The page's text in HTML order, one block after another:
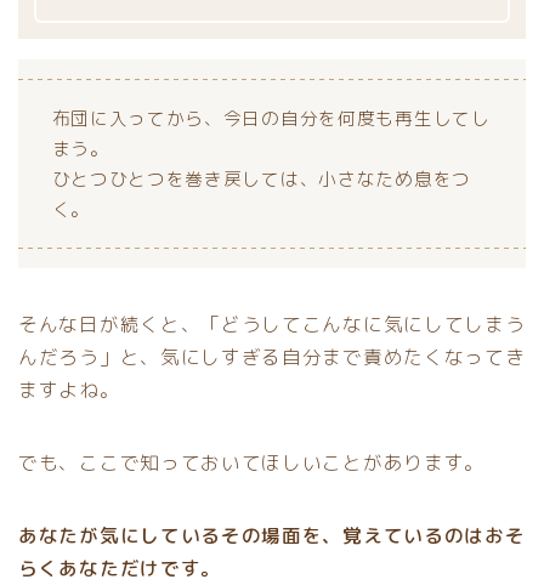
布団に入ってから、今日の自分を何度も再生してし
まう。
ひとつひとつを巻き戻しては、小さなため息をつ
く。
そんな日が続くと、「どうしてこんなに気にしてしまう
んだろう」と、気にしすぎる自分まで責めたくなってき
ますよね。
でも、ここで知っておいてほしいことがあります。
あなたが気にしているその場面を、覚えているのはおそ
らくあなただけです。